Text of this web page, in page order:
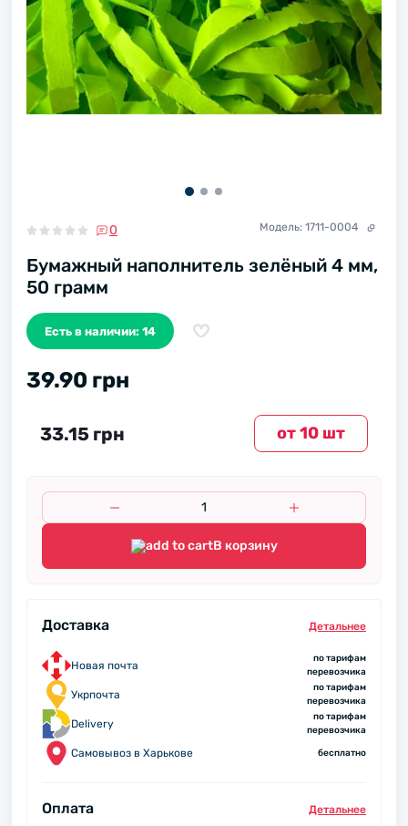
0 Модель: 1711-0004
Бумажный наполнитель зелёный 4 мм,
50 грамм
Есть в наличии: 14
39.90 грн
от 10 шт
33.15 грн
В корзину
Доставка Детальнее
Новая почта
по тарифам
перевозчика
Укрпочта
по тарифам
перевозчика
Delivery
по тарифам
перевозчика
Самовывоз в Харькове бесплатно
Оплата Детальнее